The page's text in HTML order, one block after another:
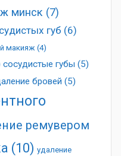
минск (7)
губ (6)
макияж (4)
сосудистые губы (5)
бровей (5)
ремувером
(10) удаление